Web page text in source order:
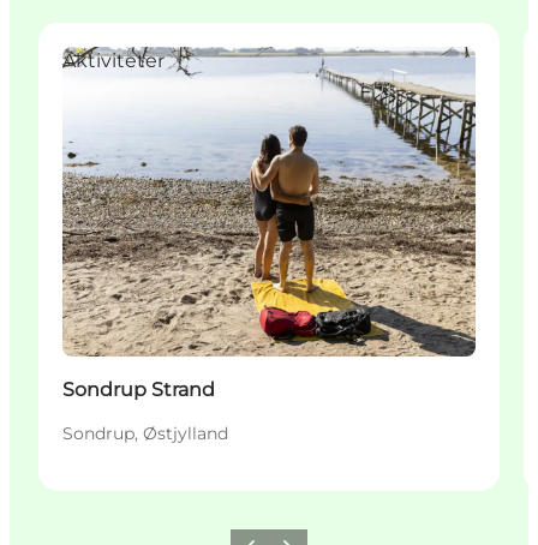
Aktiviteter
Sondrup Strand
Sondrup, Østjylland